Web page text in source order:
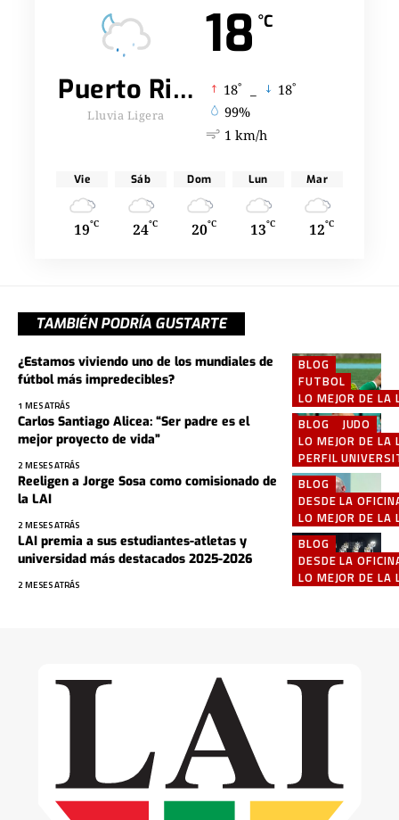
18 °C
Puerto Rico
Lluvia Ligera
18° 18°
99%
1 km/h
Vie
19°C
Sáb
24°C
Dom
20°C
Lun
13°C
Mar
12°C
TAMBIÉN PODRÍA GUSTARTE
BLOG
FUTBOL
LO MEJOR DE LA
¿Estamos viviendo uno de los mundiales de
fútbol más impredecibles?
1 MES ATRÁS
BLOG
JUDO
LO MEJOR DE LA
PERFIL
Carlos Santiago Alicea: “Ser padre es el
mejor proyecto de vida”
2 MESES ATRÁS
BLOG
DESDE LA
LO MEJOR DE LA
Reeligen a Jorge Sosa como comisionado de
la LAI
2 MESES ATRÁS
BLOG
DESDE LA
LO MEJOR DE LA
LAI premia a sus estudiantes-atletas y
universidad más destacados 2025-2026
2 MESES ATRÁS